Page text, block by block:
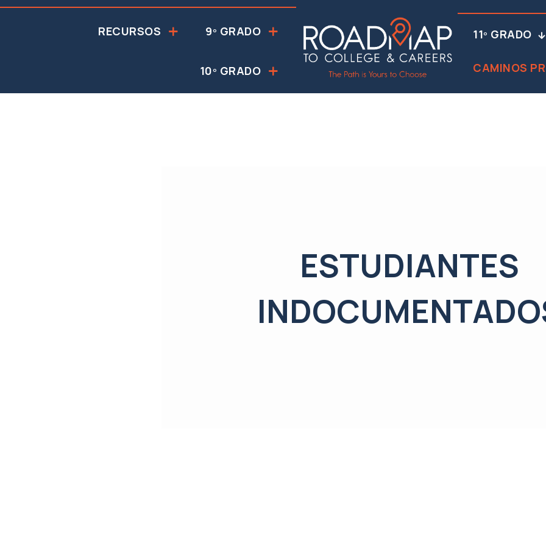
RECURSOS 9º GRADO
10º GRADO
11º GRADO
CAMINOS
ESTUDIANTES